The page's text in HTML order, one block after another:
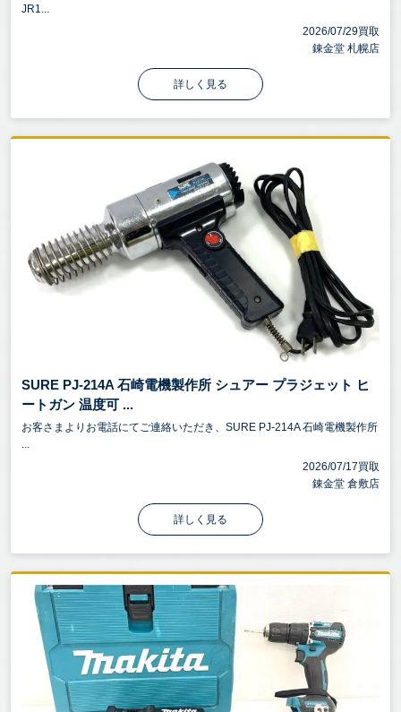
JR1...
2026/07/29買取
錬金堂 札幌店
詳しく見る
SURE PJ-214A 石崎電機製作所 シュアー プラジェット ヒ
ートガン 温度可 ...
お客さまよりお電話にてご連絡いただき、SURE PJ-214A 石崎電機製作所
2026/07/17買取
錬金堂 倉敷店
詳しく見る